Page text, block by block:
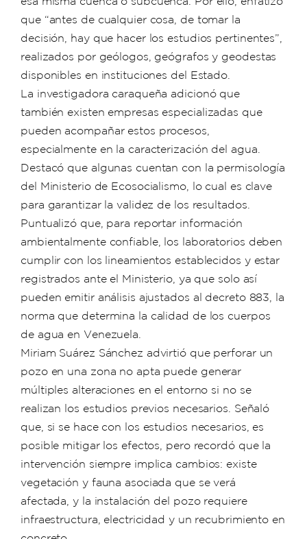
que “antes de cualquier cosa, de tomar la
decisión, hay que hacer los estudios pertinentes”,
realizados por geólogos, geógrafos y geodestas
disponibles en instituciones del Estado.
La investigadora caraqueña adicionó que
también existen empresas especializadas que
pueden acompañar estos procesos,
especialmente en la caracterización del agua.
Destacó que algunas cuentan con la permisología
del Ministerio de Ecosocialismo, lo cual es clave
para garantizar la validez de los resultados.
Puntualizó que, para reportar información
ambientalmente confiable, los laboratorios deben
cumplir con los lineamientos establecidos y estar
registrados ante el Ministerio, ya que solo así
pueden emitir análisis ajustados al decreto 883, la
norma que determina la calidad de los cuerpos
de agua en Venezuela.
Miriam Suárez Sánchez advirtió que perforar un
pozo en una zona no apta puede generar
múltiples alteraciones en el entorno si no se
realizan los estudios previos necesarios. Señaló
que, si se hace con los estudios necesarios, es
posible mitigar los efectos, pero recordó que la
intervención siempre implica cambios: existe
vegetación y fauna asociada que se verá
afectada, y la instalación del pozo requiere
infraestructura, electricidad y un recubrimiento en